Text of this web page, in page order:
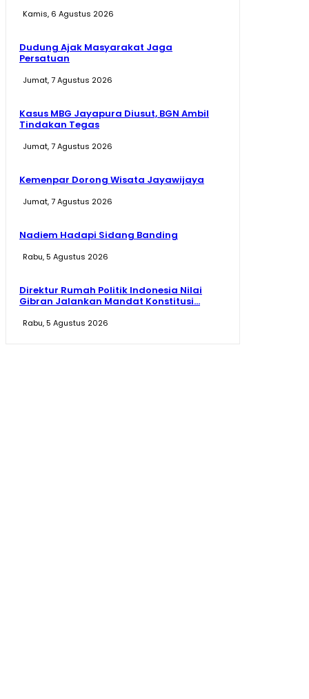
Kamis, 6 Agustus 2026
Dudung Ajak Masyarakat Jaga
Persatuan
Jumat, 7 Agustus 2026
Kasus MBG Jayapura Diusut, BGN Ambil
Tindakan Tegas
Jumat, 7 Agustus 2026
Kemenpar Dorong Wisata Jayawijaya
Jumat, 7 Agustus 2026
Nadiem Hadapi Sidang Banding
Rabu, 5 Agustus 2026
Direktur Rumah Politik Indonesia Nilai
Gibran Jalankan Mandat Konstitusi...
Rabu, 5 Agustus 2026